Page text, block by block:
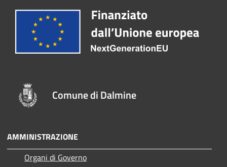
Comune di Dalmine
AMMINISTRAZIONE
Organi di Governo